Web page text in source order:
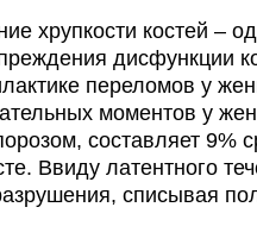
хрупкости костей –
дисфункции
переломов у
моментов у
составляет 9%
Ввиду латентного
списывая